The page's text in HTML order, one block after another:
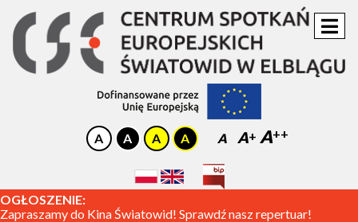
A A A
OGŁOSZENIE:
Zapraszamy do Kina Światowid! Sprawdź nasz repertuar!